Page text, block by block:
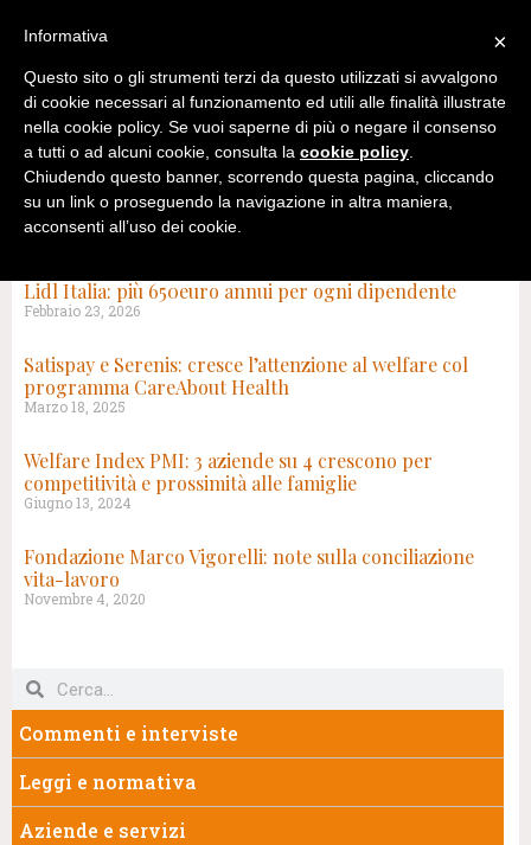
Lidl Italia: più 650euro annui per ogni dipendente
Febbraio 23, 2026
Satispay e Serenis: cresce l’attenzione al welfare col
programma CareAbout Health
Marzo 18, 2025
Welfare Index PMI: 3 aziende su 4 crescono per
competitività e prossimità alle famiglie
Giugno 13, 2024
Fondazione Marco Vigorelli: note sulla conciliazione
vita-lavoro
Novembre 4, 2020
Commenti e interviste
Leggi e normativa
Aziende e servizi
×
Informativa
Questo sito o gli strumenti terzi da questo utilizzati si avvalgono
di cookie necessari al funzionamento ed utili alle finalità illustrate
nella cookie policy. Se vuoi saperne di più o negare il consenso
a tutti o ad alcuni cookie, consulta la cookie policy.
Chiudendo questo banner, scorrendo questa pagina, cliccando
su un link o proseguendo la navigazione in altra maniera,
acconsenti all’uso dei cookie.